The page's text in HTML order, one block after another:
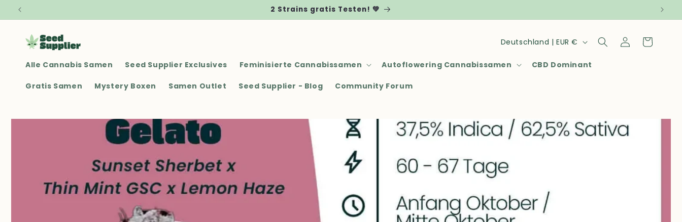
Direkt zum
Inhalt
2 Strains gratis Testen! 💚
Alle Cannabis Samen Seed Supplier Exclusives Feminisierte Cannabissamen Autoflowering Cannabissamen CBD Dominant
Gratis Samen Mystery Boxen Samen Outlet Seed Supplier - Blog Community Forum
Land/Region Deutschland | EUR € EinloggenWarenkorb